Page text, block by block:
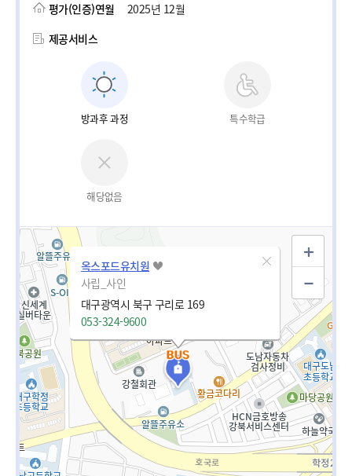
평가(인증)연월
2025년 12월
제공서비스
방과후 과정 특수학급
해당없음
옥스포드유치원
사립_사인
대구광역시 북구 구리로 169
053-324-9600